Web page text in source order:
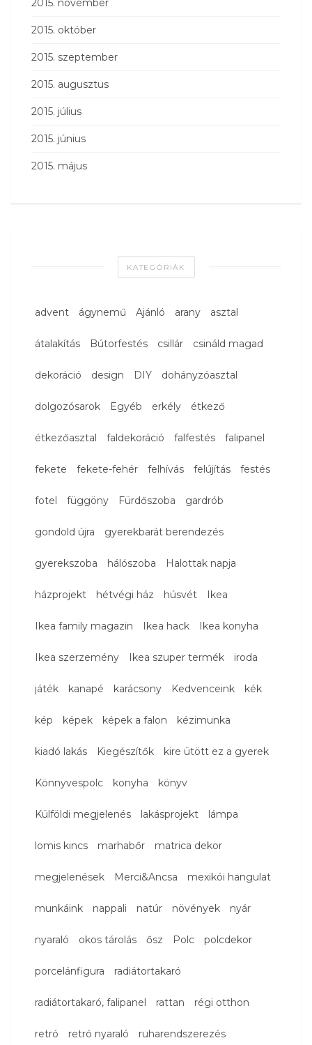
2015. október
2015. szeptember
2015. augusztus
2015. július
2015. június
2015. május
KATEGÓRIÁK
advent ágynemű Ajánló arany asztal
átalakítás Bútorfestés csillár csináld magad
dekoráció design DIY dohányzóasztal
dolgozósarok Egyéb erkély étkező
étkezőasztal faldekoráció falfestés falipanel
fekete fekete-fehér felhívás felújítás festés
fotel függöny Fürdőszoba gardrób
gondold újra gyerekbarát berendezés
gyerekszoba hálószoba Halottak napja
házprojekt hétvégi ház húsvét Ikea
Ikea family magazin Ikea hack Ikea konyha
Ikea szerzemény Ikea szuper termék iroda
játék kanapé karácsony Kedvenceink kék
kép képek képek a falon kézimunka
kiadó lakás Kiegészítők kire ütött ez a gyerek
Könnyvespolc konyha könyv
Külföldi megjelenés lakásprojekt lámpa
lomis kincs marhabőr matrica dekor
megjelenések Merci&Ancsa mexikói hangulat
munkáink nappali natúr növények nyár
nyaraló okos tárolás ősz Polc polcdekor
porcelánfigura radiátortakaró
radiátortakaró, falipanel rattan régi otthon
retró retró nyaraló ruharendszerezés